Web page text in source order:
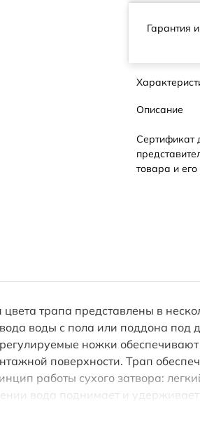
Гарантия
Описание
Сертификат
товара и его
трапа представлены в
воды с пола или поддона
ножки
поверхности. Трап
работы сухого затвора:
вода поднимает и
испаряется, а поплавок